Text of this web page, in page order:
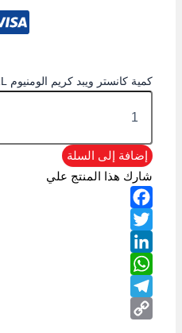
كمية كانستر ويبد كريم الومنيوم 1L
إضافة إلى السلة
شارك هذا المنتج علي
Facebook
Twitter
LinkedIn
WhatsApp
Telegram